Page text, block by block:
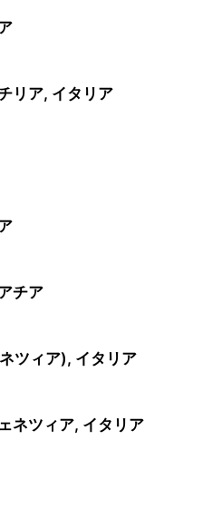
リア, イタリア
チア
ツィア), イタリア
ネツィア, イタリア